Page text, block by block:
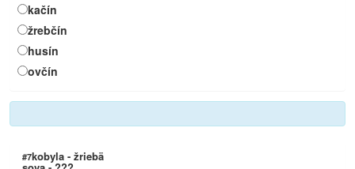
kačín
žrebčín
husín
ovčín
#7kobyla - žriebä